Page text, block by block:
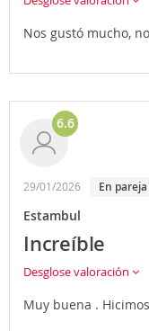
Nos gustó mucho,
6.6
29/01/2026 En pareja
Estambul
Increíble
Desglose valoración
Muy buena .